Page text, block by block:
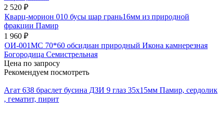
2 520 ₽
Кварц-морион 010 бусы шар грань16мм из природной
фракции Памир
1 960 ₽
ОИ-001МС 70*60 обсидиан природный Икона камнерезная
Богородица Семистрельная
Цена по запросу
Рекомендуем посмотреть
Агат 638 браслет бусина ДЗИ 9 глаз 35х15мм Памир, сердолик
, гематит, пирит